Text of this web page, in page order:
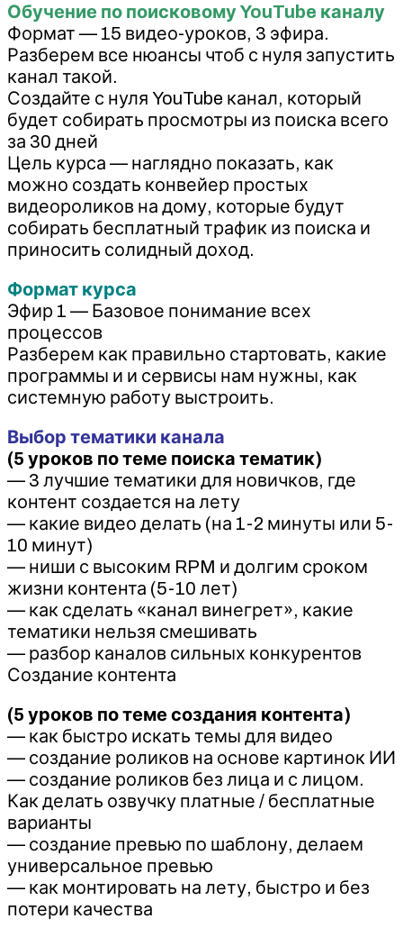
Обучение по поисковому YouTube каналу
Формат — 15 видео-уроков, 3 эфира.
Разберем все нюансы чтоб с нуля запустить
канал такой.
Создайте с нуля YouTube канал, который
будет собирать просмотры из поиска всего
за 30 дней
Цель курса — наглядно показать, как
можно создать конвейер простых
видеороликов на дому, которые будут
собирать бесплатный трафик из поиска и
приносить солидный доход.
Формат курса
Эфир 1 — Базовое понимание всех
процессов
Разберем как правильно стартовать, какие
программы и и сервисы нам нужны, как
системную работу выстроить.
Выбор тематики канала
(5 уроков по теме поиска тематик)
— 3 лучшие тематики для новичков, где
контент создается на лету
— какие видео делать (на 1-2 минуты или 5-
10 минут)
— ниши с высоким RPM и долгим сроком
жизни контента (5-10 лет)
— как сделать «канал винегрет», какие
тематики нельзя смешивать
— разбор каналов сильных конкурентов
Создание контента
(5 уроков по теме создания контента)
— как быстро искать темы для видео
— создание роликов на основе картинок ИИ
— создание роликов без лица и с лицом.
Как делать озвучку платные / бесплатные
варианты
— создание превью по шаблону, делаем
универсальное превью
— как монтировать на лету, быстро и без
потери качества